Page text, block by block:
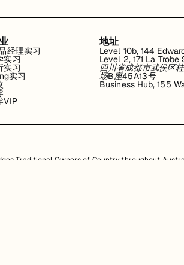
经理实习
实习
实习
实习
VIP
地址
Level 10b, 144
Level 2, 171 La
四川省成都市武侯区
场B座45A13号
Business Hub, 155
Traditional Owners of Country throughout